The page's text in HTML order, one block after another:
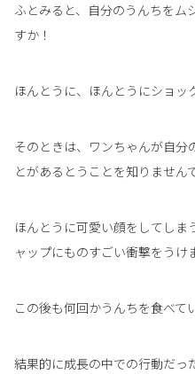
ふとみると、自分のうんちをム
すか！
ほんとうに、ほんとうにショッ
そのときは、ワンちゃんが自分
とがあるとうことを知りません
ほんとうに可愛い顔をしてしま
ャップにものすごい衝撃をうけ
この後も何回かうんちを食べて
結果的に成長の中での行動だっ